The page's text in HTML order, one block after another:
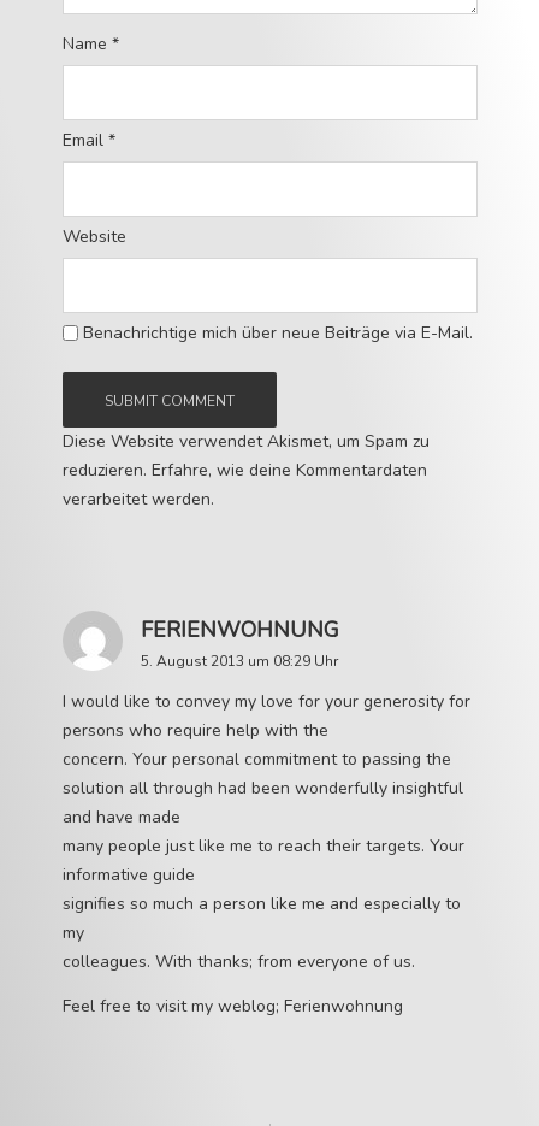
Name *
Email *
Website
Benachrichtige mich über neue Beiträge via E-Mail.
Diese Website verwendet Akismet, um Spam zu
reduzieren. Erfahre, wie deine Kommentardaten
verarbeitet werden.
FERIENWOHNUNG
5. August 2013 um 08:29 Uhr
I would like to convey my love for your generosity for
persons who require help with the
concern. Your personal commitment to passing the
solution all through had been wonderfully insightful
and have made
many people just like me to reach their targets. Your
informative guide
signifies so much a person like me and especially to
my
colleagues. With thanks; from everyone of us.
Feel free to visit my weblog; Ferienwohnung